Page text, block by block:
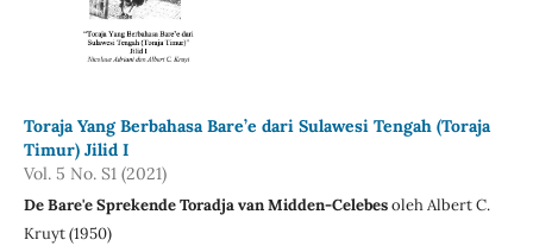
Toraja Yang Berbahasa Bare’e dari Sulawesi Tengah (Toraja
Timur) Jilid I
Vol. 5 No. S1 (2021)
De Bare'e Sprekende Toradja van Midden-Celebesoleh Albert C.
Kruyt (1950)